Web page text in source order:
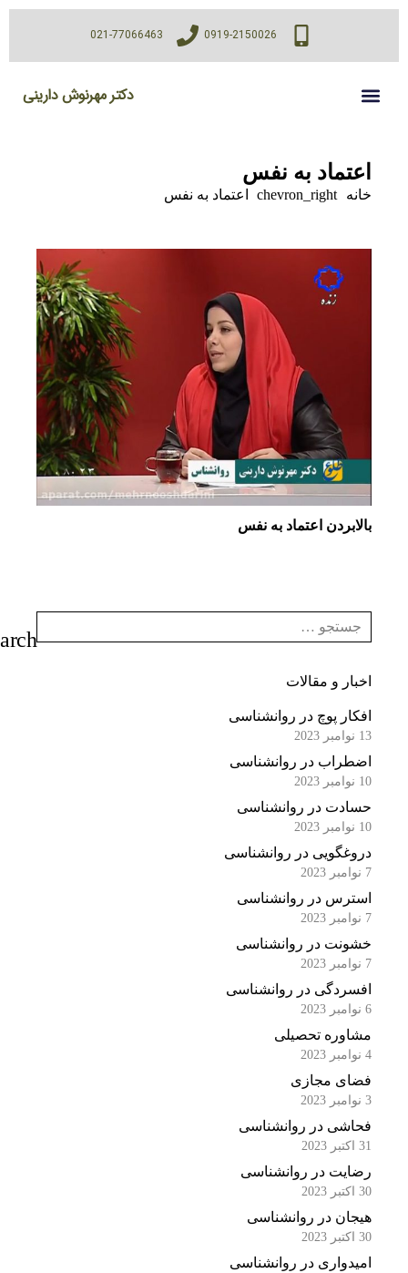
0919-2150026
021-77066463
دکتر مهرنوش دارینی
اعتماد به نفس
chevron_right اعتماد به نفس
بالابردن اعتماد به نفس
اخبار و مقالات
افکار پوچ در روانشناسی
اضطراب در روانشناسی
حسادت در روانشناسی
دروغگویی در روانشناسی
استرس در روانشناسی
خشونت در روانشناسی
افسردگی در روانشناسی
مشاوره تحصیلی
فضای مجازی
فحاشی در روانشناسی
رضایت در روانشناسی
هیجان در روانشناسی
امیدواری در روانشناسی